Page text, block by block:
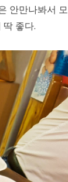
안만나봐서 모
좋다.